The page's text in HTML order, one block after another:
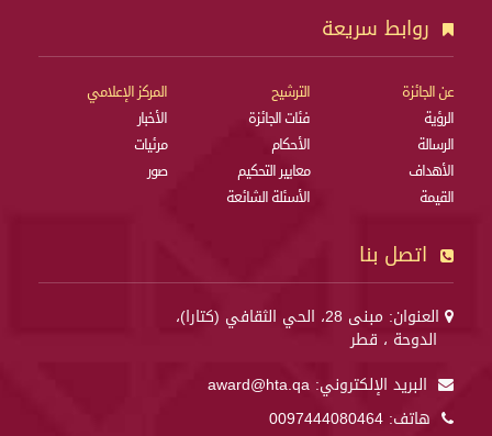
روابط سريعة
عن الجائزة
الرؤية
الرسالة
الأهداف
القيمة
الترشيح
فئات الجائزة
الأحكام
معايير التحكيم
الأسئلة الشائعة
المركز الإعلامي
الأخبار
مرئيات
صور
اتصل بنا
العنوان: مبنى 28، الحي الثقافي (كتارا)،
الدوحة ، قطر
البريد الإلكتروني: award@hta.qa
هاتف: 0097444080464